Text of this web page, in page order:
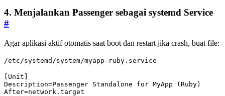
4. Menjalankan Passenger sebagai systemd Service
#
Agar aplikasi aktif otomatis saat boot dan restart jika crash, buat file:
/etc/systemd/system/myapp-ruby.service
[Unit]
Description=Passenger Standalone for MyApp (Ruby)
After=network.target